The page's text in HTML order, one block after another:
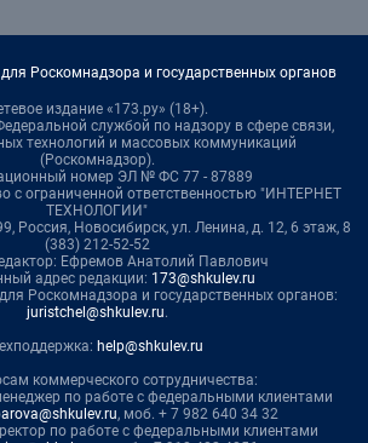
Роскомнадзора и государственных органов
издание «173.ру» (18+).
службой по надзору в сфере связи,
технологий и массовых коммуникаций
(Роскомнадзор).
номер ЭЛ № ФС 77 - 87889
с ограниченной ответственностью "ИНТЕРНЕТ
ТЕХНОЛОГИИ"
Россия, Новосибирск, ул. Ленина, д. 12, 6 этаж, 8
(383) 212-52-52
Ефремов Анатолий Павлович
адрес редакции: 173@shkulev.ru
Роскомнадзора и государственных органов:
juristchel@shkulev.ru.
help@shkulev.ru
коммерческого сотрудничества:
по работе с федеральными клиентами
, моб. + 7 982 640 34 32
по работе с федеральными клиентами